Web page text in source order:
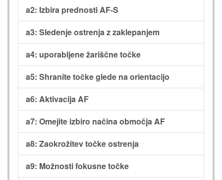
a2: Izbira prednosti AF-S
a3: Sledenje ostrenja z zaklepanjem
a4: uporabljene žariščne točke
a5: Shranite točke glede na orientacijo
a6: Aktivacija AF
a7: Omejite izbiro načina območja AF
a8: Zaokrožitev točke ostrenja
a9: Možnosti fokusne točke